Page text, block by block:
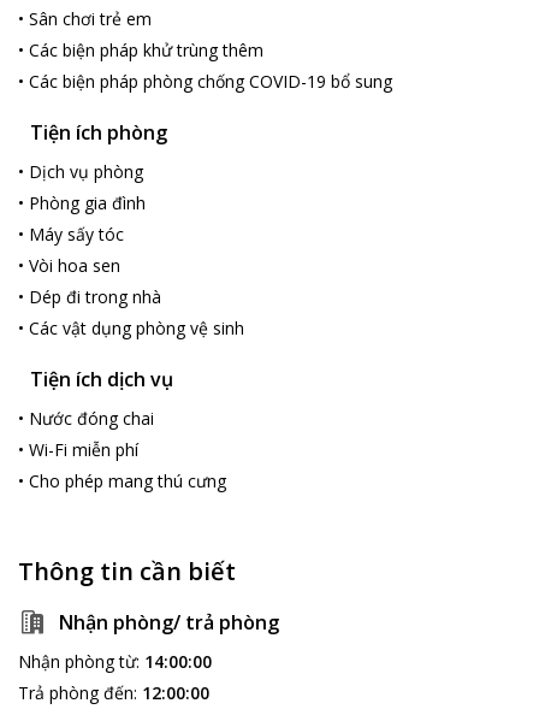
• Sân chơi trẻ em
• Các biện pháp khử trùng thêm
• Các biện pháp phòng chống COVID-19 bổ sung
Tiện ích phòng
• Dịch vụ phòng
• Phòng gia đình
• Máy sấy tóc
• Vòi hoa sen
• Dép đi trong nhà
• Các vật dụng phòng vệ sinh
Tiện ích dịch vụ
• Nước đóng chai
• Wi-Fi miễn phí
• Cho phép mang thú cưng
Thông tin cần biết
Nhận phòng/ trả phòng
Nhận phòng từ: 14:00:00
Trả phòng đến: 12:00:00